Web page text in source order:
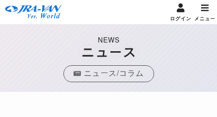
ログイン メニュー
NEWS
ニュース
ニュース/コラム